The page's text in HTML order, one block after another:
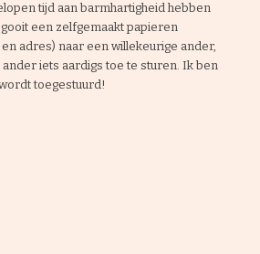
tijd aan barmhartigheid hebben
een zelfgemaakt papieren
adres) naar een willekeurige ander,
ander iets aardigs toe te sturen. Ik ben
toegestuurd!